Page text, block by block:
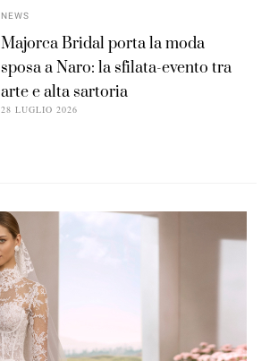
NEWS
Majorca Bridal porta la moda
sposa a Naro: la sfilata-evento tra
arte e alta sartoria
28 LUGLIO 2026